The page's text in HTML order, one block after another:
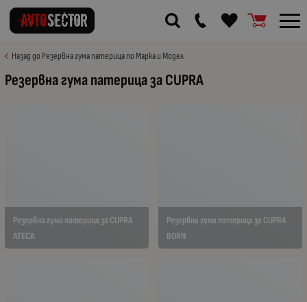
Назад до Резервна гума патерица по Марка и Модел
Резервна гума патерица за CUPRA
Резервна гума патерица за CUPRA
ATECA
Резервна гума патерица за CUPRA
BORN